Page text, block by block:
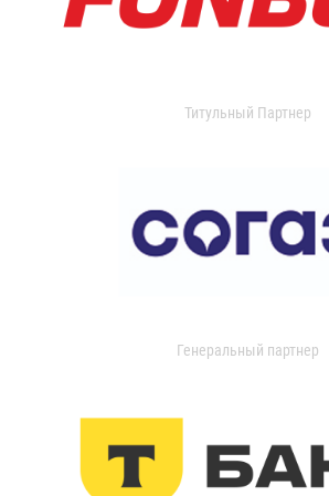
Титульный Партнер
Генеральный партнер